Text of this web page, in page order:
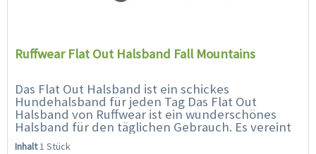
Ruffwear Flat Out Halsband Fall Mountains
Das Flat Out Halsband ist ein schickes
Hundehalsband für jeden Tag Das Flat Out
Halsband von Ruffwear ist ein wunderschönes
Halsband für den täglichen Gebrauch. Es vereint
lebendige Farben und Muster mit der...
Inhalt1 Stück